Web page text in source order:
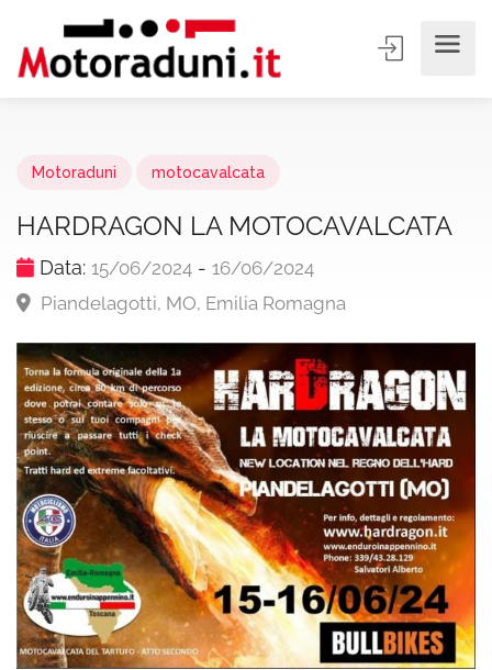
Motoraduni motocavalcata
HARDRAGON LA MOTOCAVALCATA
Data: 15/06/2024 - 16/06/2024
Piandelagotti, MO, Emilia Romagna